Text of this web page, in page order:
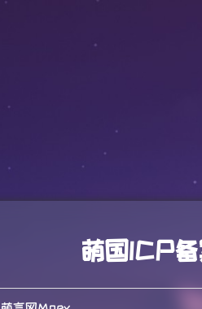
萌国ICP